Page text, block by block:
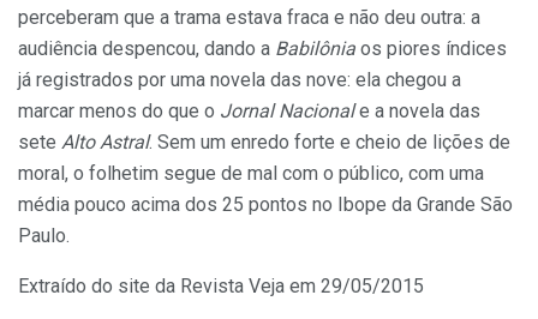
perceberam que a trama estava fraca e não deu outra: a
audiência despencou, dando a Babilônia os piores índices
já registrados por uma novela das nove: ela chegou a
marcar menos do que o Jornal Nacionale a novela das
sete Alto Astral. Sem um enredo forte e cheio de lições de
moral, o folhetim segue de mal com o público, com uma
média pouco acima dos 25 pontos no Ibope da Grande São
Paulo.
Extraído do site da Revista Veja em 29/05/2015